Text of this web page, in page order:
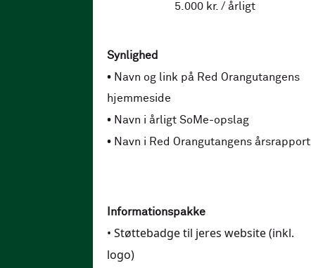
5.000 kr. / årligt
Synlighed
• Navn og link på Red Orangutangens
hjemmeside
• Navn i årligt SoMe-opslag
• Navn i Red Orangutangens årsrapport
Informationspakke
• Støttebadge til jeres website(inkl.
logo)